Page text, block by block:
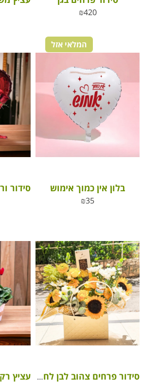
₪420
המלאי אזל
בלון אין כמוך אימוש
₪35
סידור פרחים צהוב לבן לחג בתוך תיק מיוחד